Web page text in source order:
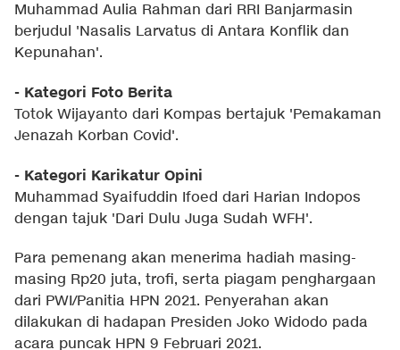
Muhammad Aulia Rahman dari RRI Banjarmasin
berjudul 'Nasalis Larvatus di Antara Konflik dan
Kepunahan'.
- Kategori Foto Berita
Totok Wijayanto dari Kompas bertajuk 'Pemakaman
Jenazah Korban Covid'.
- Kategori Karikatur Opini
Muhammad Syaifuddin Ifoed dari Harian Indopos
dengan tajuk 'Dari Dulu Juga Sudah WFH'.
Para pemenang akan menerima hadiah masing-
masing Rp20 juta, trofi, serta piagam penghargaan
dari PWI/Panitia HPN 2021. Penyerahan akan
dilakukan di hadapan Presiden Joko Widodo pada
acara puncak HPN 9 Februari 2021.